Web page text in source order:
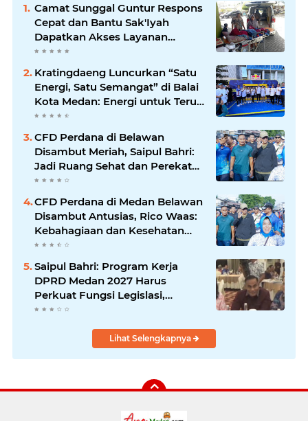
Camat Sunggal Guntur Respons
Cepat dan Bantu Sak'Iyah
Dapatkan Akses Layanan
Kesehatan
Kratingdaeng Luncurkan “Satu
Energi, Satu Semangat” di Balai
Kota Medan: Energi untuk Terus
Bergerak Maju
CFD Perdana di Belawan
Disambut Meriah, Saipul Bahri:
Jadi Ruang Sehat dan Perekat
Kebersamaan Warga Medan
CFD Perdana di Medan Belawan
Disambut Antusias, Rico Waas:
Kebahagiaan dan Kesehatan
Harus Hadir di Seluruh Penjuru
Saipul Bahri: Program Kerja
DPRD Medan 2027 Harus
Perkuat Fungsi Legislasi,
Anggaran dan Pengawasan
Lihat Selengkapnya